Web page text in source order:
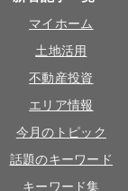
マイホーム
土地活用
不動産投資
エリア情報
今月のトピック
話題のキーワード
キーワード集